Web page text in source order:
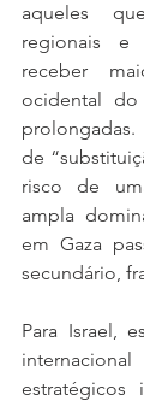
aqueles
regionais
receber
ocidental do
de
risco de
ampla
em Gaza
secundário,
Para Israel,
estratégicos